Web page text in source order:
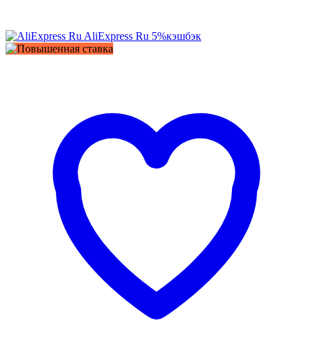
AliExpress Ru 5%кэшбэк